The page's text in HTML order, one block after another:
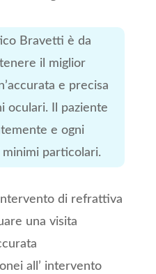
Bravetti è da
il miglior
e precisa
oculari. Il paziente
e ogni
particolari.
di refrattiva
una visita
all’ intervento